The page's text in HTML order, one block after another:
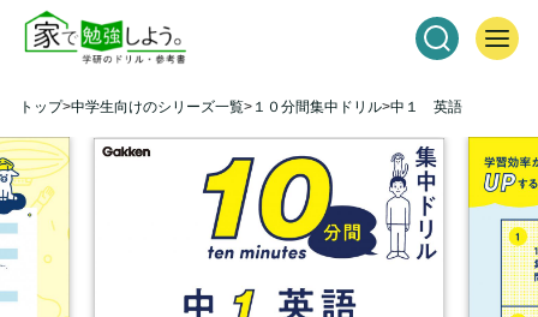
トップ 中学生向けのシリーズ一覧 １０分間集中ドリル 中１ 英語